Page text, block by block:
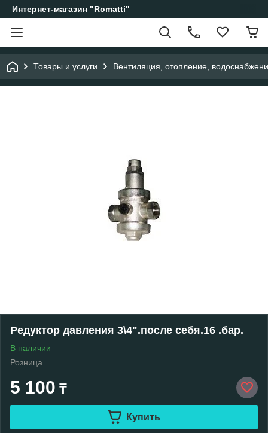
Интернет-магазин "Romatti"
Товары и услуги Вентиляция, отопление,
Редуктор давления 3\4".после себя.16 .бар.
В наличии
Розница
5 100 ₸
Купить